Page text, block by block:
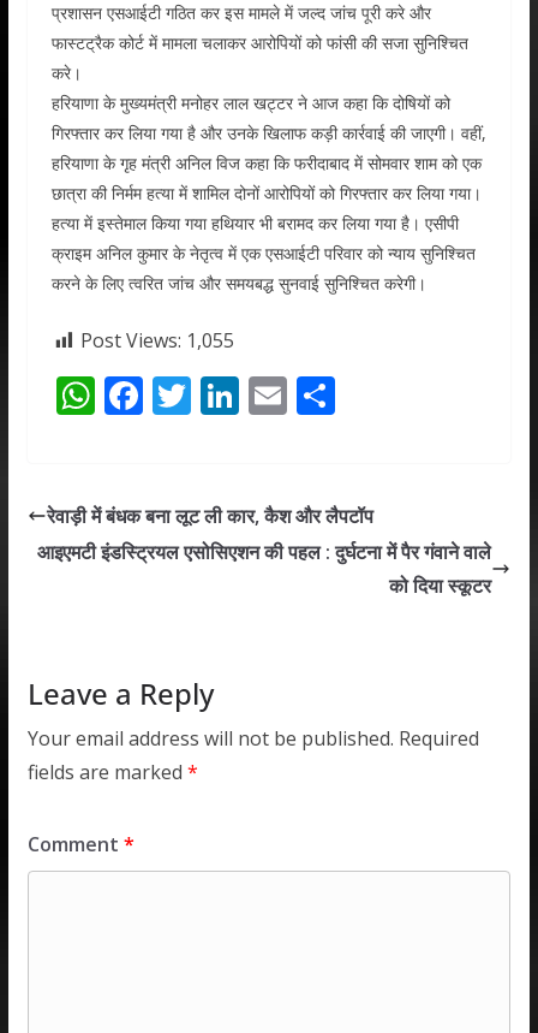
प्रशासन एसआईटी गठित कर इस मामले में जल्द जांच पूरी करे और
फास्टट्रैक कोर्ट में मामला चलाकर आरोपियों को फांसी की सजा सुनिश्चित
करे।
हरियाणा के मुख्यमंत्री मनोहर लाल खट्टर ने आज कहा कि दोषियों को
गिरफ्तार कर लिया गया है और उनके खिलाफ कड़ी कार्रवाई की जाएगी। वहीं,
हरियाणा के गृह मंत्री अनिल विज कहा कि फरीदाबाद में सोमवार शाम को एक
छात्रा की निर्मम हत्या में शामिल दोनों आरोपियों को गिरफ्तार कर लिया गया।
हत्या में इस्तेमाल किया गया हथियार भी बरामद कर लिया गया है। एसीपी
क्राइम अनिल कुमार के नेतृत्व में एक एसआईटी परिवार को न्याय सुनिश्चित
करने के लिए त्वरित जांच और समयबद्ध सुनवाई सुनिश्चित करेगी।
Post Views: 1,055
W
s
A
F
b
o
T
er
Li
e
dI
E
l
S
e
रेवाड़ी में बंधक बना लूट ली कार, कैश और लैपटॉप
आइएमटी इंडस्ट्रियल एसोसिएशन की पहल : दुर्घटना में पैर गंवाने वाले
को दिया स्कूटर
Leave a Reply
Your email address will not be published. Required
fields are marked *
Comment *